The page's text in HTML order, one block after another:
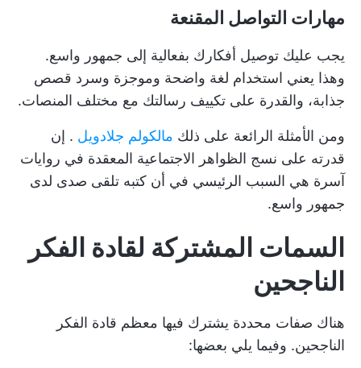
مهارات التواصل المقنعة
يجب عليك توصيل أفكارك بفعالية إلى جمهور واسع.
وهذا يعني استخدام لغة واضحة وموجزة وسرد قصص
جذابة، والقدرة على تكييف رسالتك مع مختلف المنصات.
ومن الأمثلة الرائعة على ذلك مالكولم جلادويل . إن
قدرته على نسج الظواهر الاجتماعية المعقدة في روايات
آسرة هي السبب الرئيسي في أن كتبه تلقى صدى لدى
جمهور واسع.
السمات المشتركة لقادة الفكر
الناجحين
هناك صفات محددة يشترك فيها معظم قادة الفكر
الناجحين. وفيما يلي بعضها: